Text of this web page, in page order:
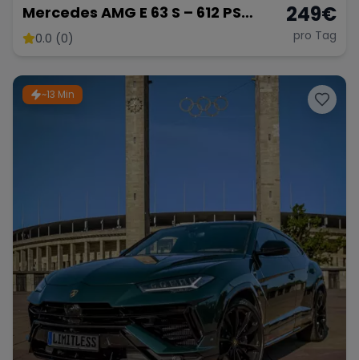
Mercedes AMG E 63 S – 612 PS
Power
0.0 (0)
249€
pro Tag
~13 Min